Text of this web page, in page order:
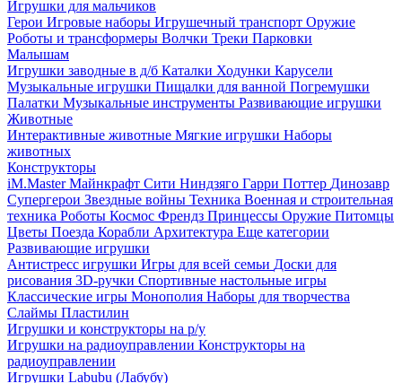
Игрушки для мальчиков
Герои Игровые наборы Игрушечный транспорт Оружие
Роботы и трансформеры Волчки Треки Парковки
Малышам
Игрушки заводные в д/б Каталки Ходунки Карусели
Музыкальные игрушки Пищалки для ванной Погремушки
Палатки Музыкальные инструменты Развивающие игрушки
Животные
Интерактивные животные Мягкие игрушки Наборы
животных
Конструкторы
iM.Master Майнкрафт Сити Ниндзяго Гарри Поттер Динозавр
Супергерои Звездные войны Техника Военная и строительная
техника Роботы Космос Френдз Принцессы Оружие Питомцы
Цветы Поезда Корабли Архитектура Еще категории
Развивающие игрушки
Антистресс игрушки Игры для всей семьи Доски для
рисования 3D-ручки Спортивные настольные игры
Классические игры Монополия Наборы для творчества
Слаймы Пластилин
Игрушки и конструкторы на р/у
Игрушки на радиоуправлении Конструкторы на
радиоуправлении
Игрушки Labubu (Лабубу)